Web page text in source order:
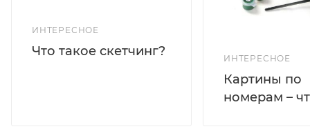
ИНТЕРЕСНОЕ
Что такое скетчинг?
ИНТЕРЕСНОЕ
Картины по
номерам –